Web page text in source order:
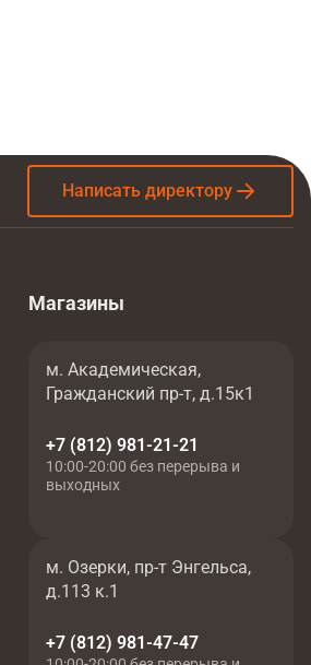
Написать директору
Магазины
м. Академическая,
Гражданский пр-т, д.15к1
+7 (812) 981-21-21
10:00-20:00 без перерыва и
выходных
м. Озерки, пр-т Энгельса,
д.113 к.1
+7 (812) 981-47-47